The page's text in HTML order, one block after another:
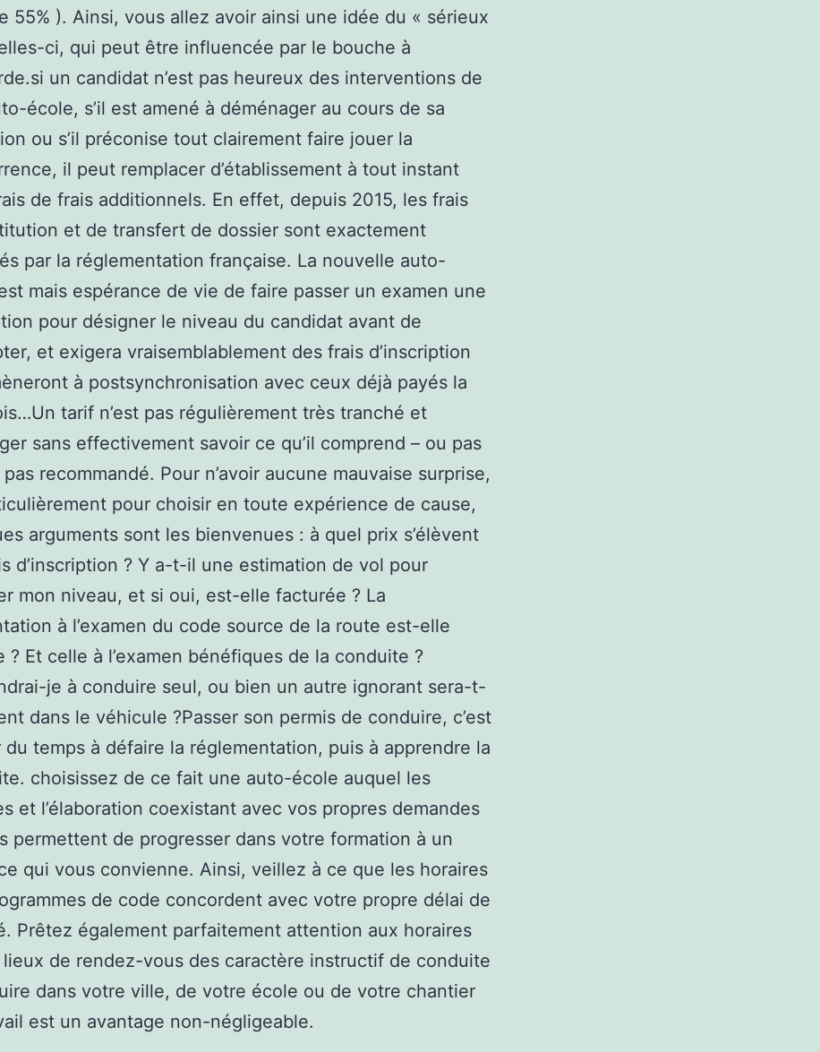
55% ). Ainsi, vous allez avoir ainsi une idée du « sérieux
ci, qui peut être influencée par le bouche à
un candidat n’est pas heureux des interventions de
école, s’il est amené à déménager au cours de sa
ou s’il préconise tout clairement faire jouer la
il peut remplacer d’établissement à tout instant
de frais additionnels. En effet, depuis 2015, les frais
et de transfert de dossier sont exactement
par la réglementation française. La nouvelle auto-
mais espérance de vie de faire passer un examen une
pour désigner le niveau du candidat avant de
et exigera vraisemblablement des frais d’inscription
à postsynchronisation avec ceux déjà payés la
tarif n’est pas régulièrement très tranché et
sans effectivement savoir ce qu’il comprend – ou pas
pas recommandé. Pour n’avoir aucune mauvaise surprise,
pour choisir en toute expérience de cause,
arguments sont les bienvenues : à quel prix s’élèvent
d’inscription ? Y a-t-il une estimation de vol pour
mon niveau, et si oui, est-elle facturée ? La
à l’examen du code source de la route est-elle
? Et celle à l’examen bénéfiques de la conduite ?
je à conduire seul, ou bien un autre ignorant sera-t-
dans le véhicule ?Passer son permis de conduire, c’est
du temps à défaire la réglementation, puis à apprendre la
choisissez de ce fait une auto-école auquel les
et l’élaboration coexistant avec vos propres demandes
permettent de progresser dans votre formation à un
qui vous convienne. Ainsi, veillez à ce que les horaires
de code concordent avec votre propre délai de
Prêtez également parfaitement attention aux horaires
de rendez-vous des caractère instructif de conduite
dans votre ville, de votre école ou de votre chantier
est un avantage non-négligeable.